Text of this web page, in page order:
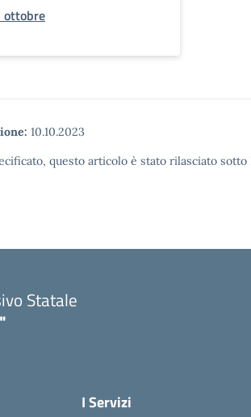
ottobre
10.10.2023
questo articolo è stato rilasciato
Statale
I Servizi